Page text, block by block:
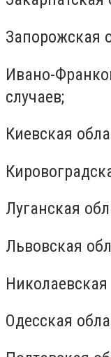
Запорожская
Ивано-
случаев;
Киевская
Луганская
Львовская
Одесская